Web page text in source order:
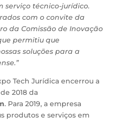
serviço técnico-jurídico.
com o convite da
da Comissão de Inovação
permitiu que
soluções para a
Tech Jurídica encerrou a
2018 da
. Para 2019, a empresa
produtos e serviços em